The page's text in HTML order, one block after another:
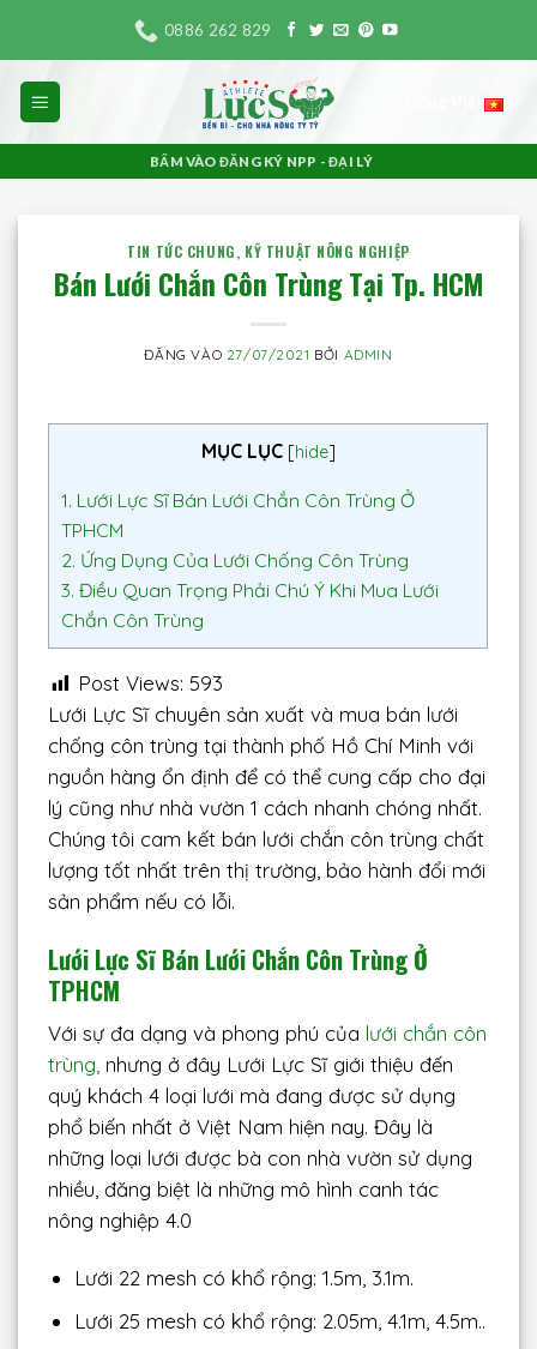
nội
dung
0886 262 829
BẤM VÀO ĐĂNG KÝ NPP - ĐẠI LÝ
TIN TỨC CHUNG, KỸ THUẬT NÔNG NGHIỆP
Bán Lưới Chắn Côn Trùng Tại Tp. HCM
ĐĂNG VÀO 27/07/2021 BỞI ADMIN
MỤC LỤC [hide]
1. Lưới Lực Sĩ Bán Lưới Chắn Côn Trùng Ở
TPHCM
2. Ứng Dụng Của Lưới Chống Côn Trùng
3. Điều Quan Trọng Phải Chú Ý Khi Mua Lưới
Chắn Côn Trùng
Post Views: 593
Lưới Lực Sĩ chuyên sản xuất và mua bán lưới
chống côn trùng tại thành phố Hồ Chí Minh với
nguồn hàng ổn định để có thể cung cấp cho đại
lý cũng như nhà vườn 1 cách nhanh chóng nhất.
Chúng tôi cam kết bán lưới chắn côn trùng chất
lượng tốt nhất trên thị trường, bảo hành đổi mới
sản phẩm nếu có lỗi.
Lưới Lực Sĩ Bán Lưới Chắn Côn Trùng Ở
TPHCM
Với sự đa dạng và phong phú của lưới chắn côn
trùng, nhưng ở đây Lưới Lực Sĩ giới thiệu đến
quý khách 4 loại lưới mà đang được sử dụng
phổ biến nhất ở Việt Nam hiện nay. Đây là
những loại lưới được bà con nhà vườn sử dụng
nhiều, đăng biệt là những mô hình canh tác
nông nghiệp 4.0
Lưới 22 mesh có khổ rộng: 1.5m, 3.1m.
Lưới 25 mesh có khổ rộng: 2.05m, 4.1m, 4.5m..